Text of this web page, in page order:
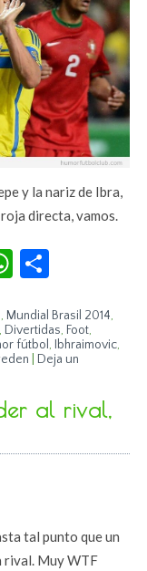
y la nariz de Ibra,
directa, vamos.
WhatsApp
, Mundial Brasil 2014,
, Divertidas, Foot,
fútbol , Ibhraimovic,
Deja un
al rival,
tal punto que un
rival. Muy WTF